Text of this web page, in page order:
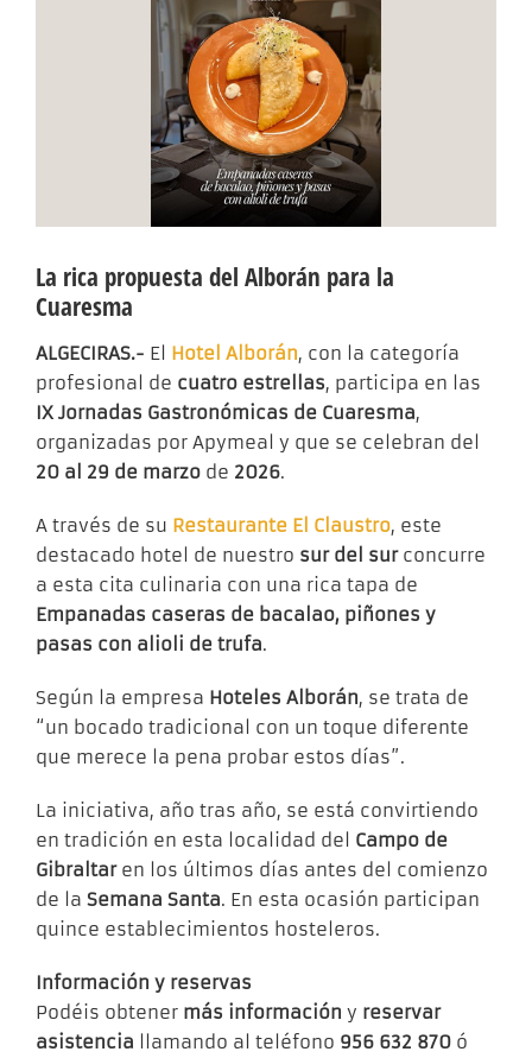
La rica propuesta del Alborán para la
Cuaresma
ALGECIRAS.- El Hotel Alborán, con la categoría
profesional de cuatro estrellas, participa en las
IX Jornadas Gastronómicas de Cuaresma,
organizadas por Apymeal y que se celebran del
20 al 29 de marzo de 2026.
A través de su Restaurante El Claustro, este
destacado hotel de nuestro sur del surconcurre
a esta cita culinaria con una rica tapa de
Empanadas caseras de bacalao, piñones y
pasas con alioli de trufa.
Según la empresa Hoteles Alborán, se trata de
“un bocado tradicional con un toque diferente
que merece la pena probar estos días”.
La iniciativa, año tras año, se está convirtiendo
en tradición en esta localidad del Campo de
Gibraltaren los últimos días antes del comienzo
de la Semana Santa. En esta ocasión participan
quince establecimientos hosteleros.
Información y reservas
Podéis obtener más información y reservar
asistencia llamando al teléfono 956 632 870 ó